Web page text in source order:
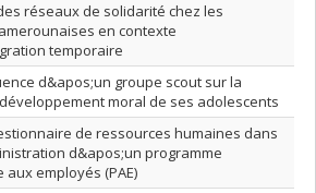
réseaux de solidarité chez les
en contexte
temporaire
d&apos;un groupe scout sur la
moral de ses adolescents
de ressources humaines dans
d&apos;un programme
aux employés (PAE)